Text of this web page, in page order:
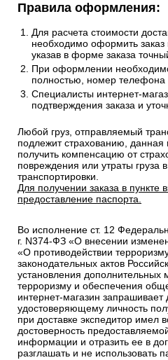
Правила оформления:
Для расчета стоимости
необходимо оформить
указав в форме заказа
При оформлении
полностью, номер телефона
Специалисты интернет-
подтверждения заказа и
Любой груз, отправляемый
подлежит страхованию,
получить компенсацию от
повреждения или утраты груза
транспортировки.
Для получении заказа в
предоставление паспорта.
Во исполнение ст. 12
г. N374-ФЗ «О внесении
«О противодействии
законодательных актов
установления дополнительных
терроризму и обеспечения
интернет-магазин
удостоверяющему личность
при доставке экспедитор имел
достоверность
информации и отразить ее в
разглашать и не использовать